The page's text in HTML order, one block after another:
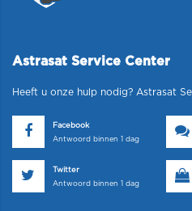
Astrasat Service Center
Heeft u onze hulp nodig? Astrasat
Facebook
Antwoord binnen 1 dag
Twitter
Antwoord binnen 1 dag